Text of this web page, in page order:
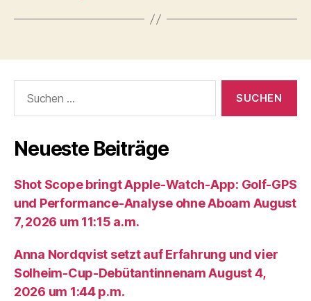
nach:
Neueste Beiträge
Shot Scope bringt Apple-Watch-App: Golf-GPS
und Performance-Analyse ohne Aboam August
7, 2026 um 11:15 a.m.
Anna Nordqvist setzt auf Erfahrung und vier
Solheim-Cup-Debütantinnenam August 4,
2026 um 1:44 p.m.